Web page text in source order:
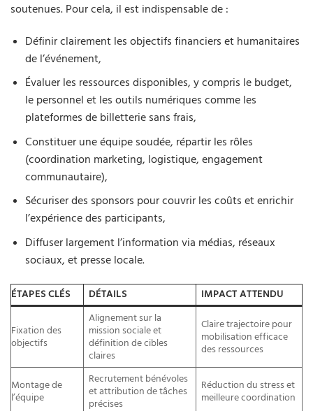
soutenues. Pour cela, il est indispensable de :
Définir clairement les objectifs financiers et humanitaires
de l’événement,
Évaluer les ressources disponibles, y compris le budget,
le personnel et les outils numériques comme les
plateformes de billetterie sans frais,
Constituer une équipe soudée, répartir les rôles
(coordination marketing, logistique, engagement
communautaire),
Sécuriser des sponsors pour couvrir les coûts et enrichir
l’expérience des participants,
Diffuser largement l’information via médias, réseaux
sociaux, et presse locale.
ÉTAPES CLÉS DÉTAILS IMPACT ATTENDU
Fixation des
objectifs
Alignement sur la
mission sociale et
définition de cibles
claires
Claire trajectoire pour
mobilisation efficace
des ressources
Montage de
l’équipe
Recrutement bénévoles
et attribution de tâches
précises
Réduction du stress et
meilleure coordination